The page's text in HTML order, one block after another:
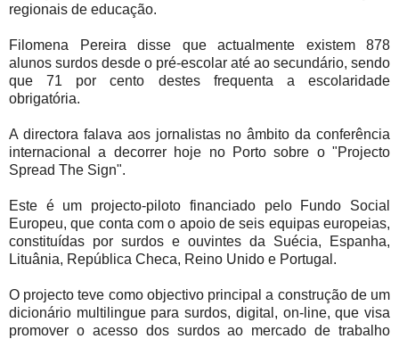
regionais de educação.
Filomena Pereira disse que actualmente existem 878
alunos surdos desde o pré-escolar até ao secundário, sendo
que 71 por cento destes frequenta a escolaridade
obrigatória.
A directora falava aos jornalistas no âmbito da conferência
internacional a decorrer hoje no Porto sobre o "Projecto
Spread The Sign".
Este é um projecto-piloto financiado pelo Fundo Social
Europeu, que conta com o apoio de seis equipas europeias,
constituídas por surdos e ouvintes da Suécia, Espanha,
Lituânia, República Checa, Reino Unido e Portugal.
O projecto teve como objectivo principal a construção de um
dicionário multilingue para surdos, digital, on-line, que visa
promover o acesso dos surdos ao mercado de trabalho